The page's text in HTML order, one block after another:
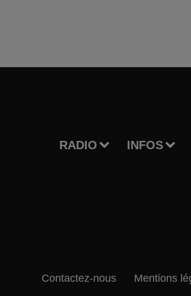
RADIO INFOS
Contactez-nous Mentions